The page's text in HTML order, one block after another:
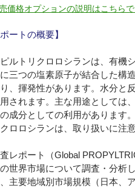
価格オプションの説明はこちらで
ポートの概要】
ルトリクロロシランは、有機
三つの塩素原子が結合した構
、揮発性があります。水分と
されます。主な用途としては
成分としての利用があります
クロロシランは、取り扱いに注
レポート（Global
世界市場について調査・分析
主要地域別市場規模（日本、